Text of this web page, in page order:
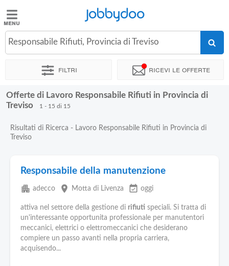
Jobbydoo
Offerte
Stipendi
Elenco
Blog
Pubblica
Offerte
Jobbydoo
Responsabile Rifiuti, Provincia di Treviso
Filtri Ricevi le offerte
Offerte di Lavoro Responsabile Rifiuti in Provincia di
Treviso
1 - 15 di 15
Risultati di Ricerca - Lavoro Responsabile Rifiuti in Provincia di
Treviso
Responsabile della manutenzione
apartment adecco place Motta di Livenza event_available oggi
attiva nel settore della gestione di rifiuti speciali. Si tratta di
un'interessante opportunita professionale per manutentori
meccanici, elettrici o elettromeccanici che desiderano
compiere un passo avanti nella propria carriera,
acquisendo...